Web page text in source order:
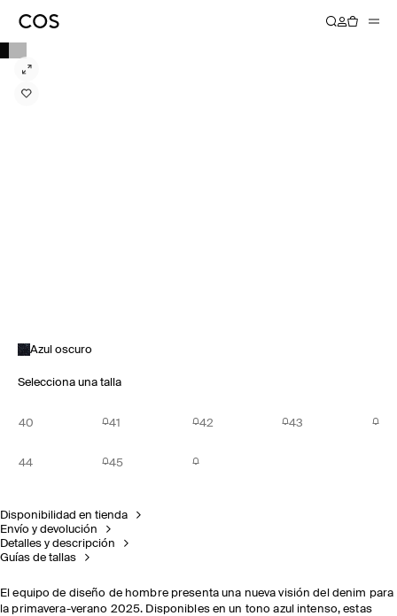
Azul oscuro
Selecciona una talla
40 41 42 43
44 45
Disponibilidad en tienda
Envío y devolución
Detalles y descripción
Guías de tallas
El equipo de diseño de hombre presenta una nueva visión del denim para
la primavera-verano 2025. Disponibles en un tono azul intenso, estas